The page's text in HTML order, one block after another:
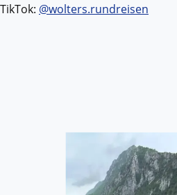
TikTok: @wolters.rundreisen